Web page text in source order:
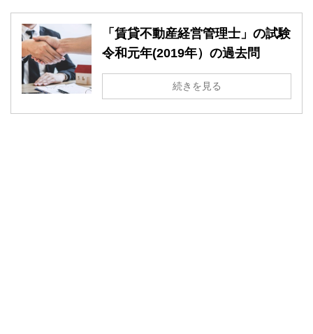
「賃貸不動産経営管理士」の試験
令和元年(2019年）の過去問
続きを見る